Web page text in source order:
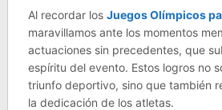
Al recordar los Juegos Olímpicos
maravillamos ante los momentos
actuaciones sin precedentes, que
espíritu del evento. Estos logros no
triunfo deportivo, sino que también
la dedicación de los atletas.